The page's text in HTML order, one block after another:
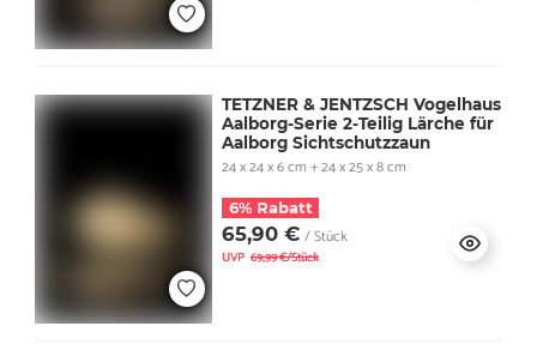
TETZNER & JENTZSCH Vogelhaus
Aalborg-Serie 2-Teilig Lärche für
Aalborg Sichtschutzzaun
24 x 24 x 6 cm + 24 x 25 x 8 cm
6% Rabatt
65,90 € / Stück
UVP 69,99 €/Stück